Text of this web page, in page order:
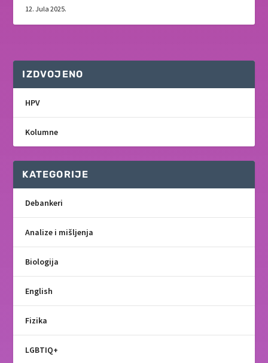
12. Jula 2025.
IZDVOJENO
HPV
Kolumne
KATEGORIJE
Debankeri
Analize i mišljenja
Biologija
English
Fizika
LGBTIQ+